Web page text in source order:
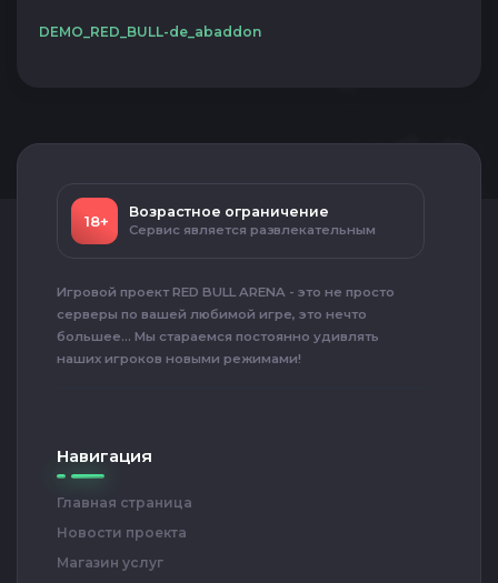
DEMO_RED_BULL-de_abaddon
18+
Возрастное ограничение
Сервис является развлекательным
Игровой проект RED BULL ARENA - это не просто
серверы по вашей любимой игре, это нечто
большее... Мы стараемся постоянно удивлять
наших игроков новыми режимами!
Навигация
Главная страница
Новости проекта
Магазин услуг